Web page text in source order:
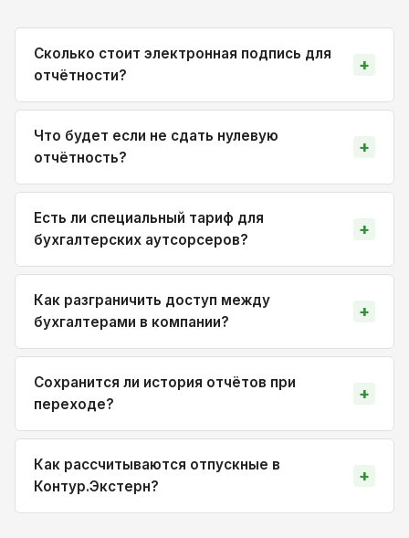
Сколько стоит электронная подпись для
отчётности?
Что будет если не сдать нулевую
отчётность?
Есть ли специальный тариф для
бухгалтерских аутсорсеров?
Как разграничить доступ между
бухгалтерами в компании?
Сохранится ли история отчётов при
переходе?
Как рассчитываются отпускные в
Контур.Экстерн?